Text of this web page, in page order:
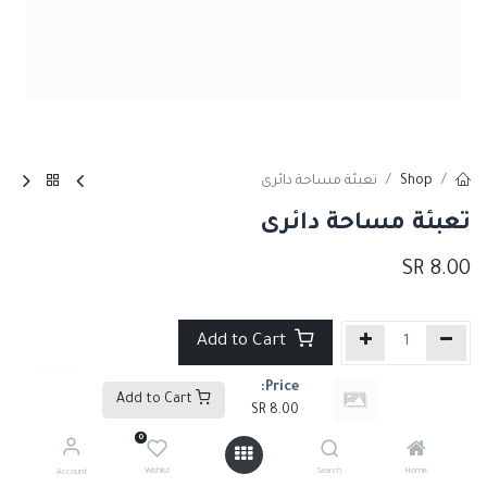
Price:
8.00
Home
Search
0
Wishlist
Account
Shop تعبئة مساحة دائرى
تعبئة مساحة دائرى
8.00
Add to Cart
إضافة إلى قائمة الأمنيات